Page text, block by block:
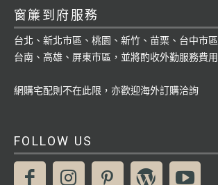
窗簾到府服務
台北、新北市區、桃園、新竹、苗栗、台中市區
台南、高雄、屏東市區，並將酌收外勤服務費用
網購宅配則不在此限，亦歡迎海外訂購洽詢
FOLLOW US